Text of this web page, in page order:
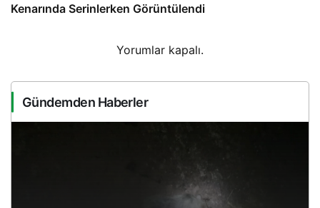
Kenarında Serinlerken Görüntülendi
Yorumlar kapalı.
Gündemden Haberler